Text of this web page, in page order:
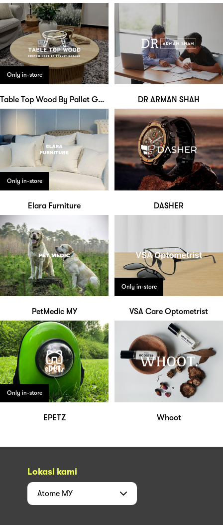
Only in-store
Table Top Wood By Pallet Garage DR ARMAN SHAH
Only in-store
Elara Furniture DASHER
PetMedic MY
Only in-store
VSA Care Optometrist
Only in-store
EPETZ Whoot
Lokasi kami
Atome MY